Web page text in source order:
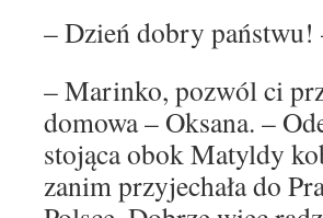
– Dzień dobry państwu!
– Marinko, pozwól ci
domowa – Oksana. –
stojąca obok Matyldy
zanim przyjechała do